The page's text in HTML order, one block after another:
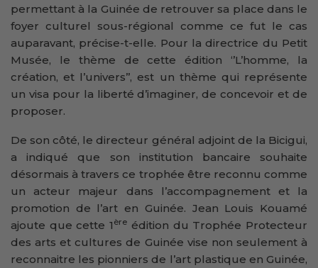
permettant à la Guinée de retrouver sa place dans le
foyer culturel sous-régional comme ce fut le cas
auparavant, précise-t-elle. Pour la directrice du Petit
Musée, le thème de cette édition ‘’L’homme, la
création, et l’univers’’, est un thème qui représente
un visa pour la liberté d’imaginer, de concevoir et de
proposer.
De son côté, le directeur général adjoint de la Bicigui,
a indiqué que son institution bancaire souhaite
désormais à travers ce trophée être reconnu comme
un acteur majeur dans l’accompagnement et la
promotion de l’art en Guinée. Jean Louis Kouamé
ajoute que cette 1 ère édition du Trophée Protecteur
des arts et cultures de Guinée vise non seulement à
reconnaitre les pionniers de l’art plastique en Guinée,